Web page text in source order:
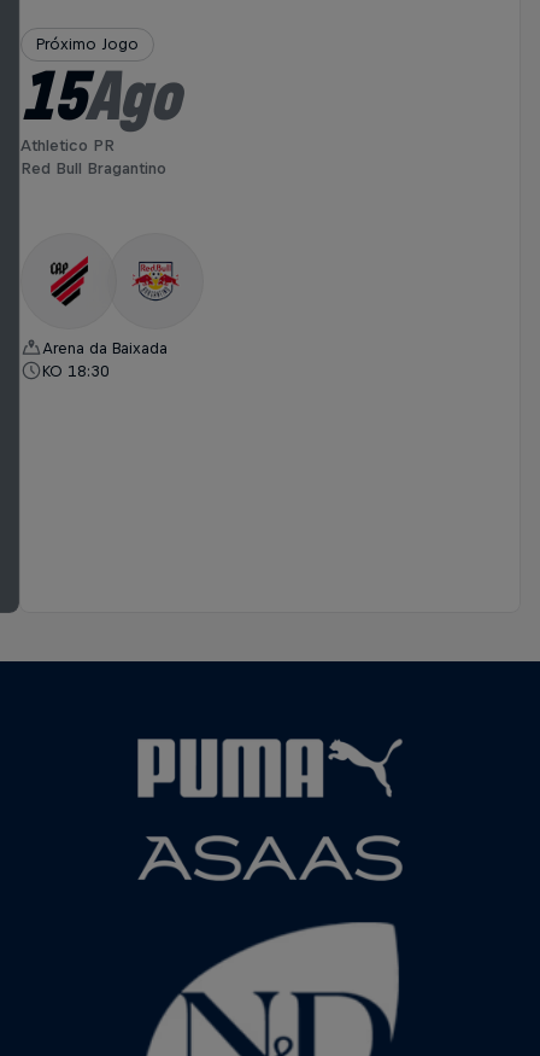
Próximo Jogo
15Ago
Athletico PR
Red Bull Bragantino
Arena da Baixada
KO 18:30